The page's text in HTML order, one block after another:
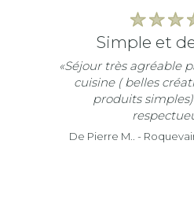
simple et
«Séjour très agréable
cuisine ( belles
produits
De Pierre M.. -